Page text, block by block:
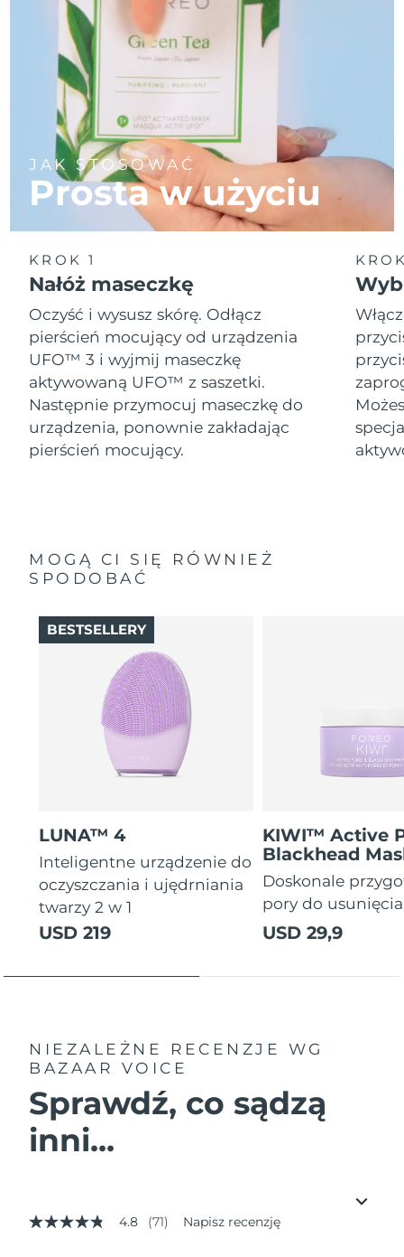
JAK STOSOWAĆ
Prosta w użyciu
KROK 1
Nałóż maseczkę
Oczyść i wysusz skórę. Odłącz
pierścień mocujący od urządzenia
UFO™ 3 i wyjmij maseczkę
aktywowaną UFO™ z saszetki.
Następnie przymocuj maseczkę do
urządzenia, ponownie zakładając
pierścień mocujący.
MOGĄ CI SIĘ RÓWNIEŻ
SPODOBAĆ
LUNA™ 4
Inteligentne urządzenie do
oczyszczania i ujędrniania
twarzy 2 w 1
USD 219
BESTSELLERY
KIWI™ Active
Blackhead
Doskonale
pory do
USD 29,9
NIEZALEŻNE RECENZJE
WG
BAZAAR VOICE
Sprawdź, co sądzą
inni...
4.8
4.8 (71) Napisz recenzję